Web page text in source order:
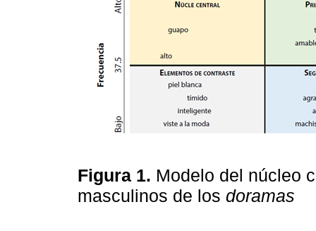
Figura 1. Modelo del núcleo
masculinos de los doramas